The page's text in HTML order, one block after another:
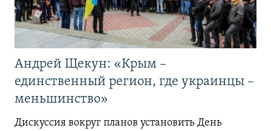
Андрей Щекун: «Крым –
единственный регион, где украинцы –
меньшинство»
Дискуссия вокруг планов установить День